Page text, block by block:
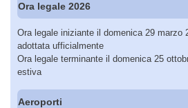
Ora legale 2026
Ora legale iniziante il domenica 29 marzo
adottata ufficialmente
Ora legale terminante il domenica 25
estiva
Aeroporti